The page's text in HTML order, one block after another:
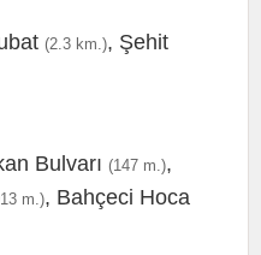
(2.3 km.), Şehit
Bulvarı (147 m.),
m.), Bahçeci Hoca